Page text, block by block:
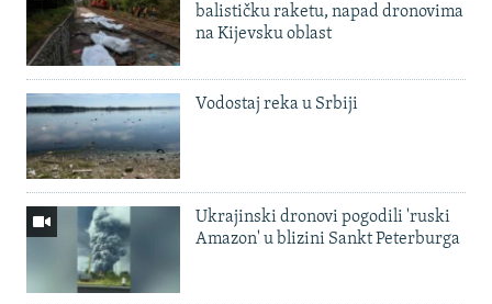
balističku raketu, napad dronovima
na Kijevsku oblast
Vodostaj reka u Srbiji
Ukrajinski dronovi pogodili 'ruski
Amazon' u blizini Sankt Peterburga